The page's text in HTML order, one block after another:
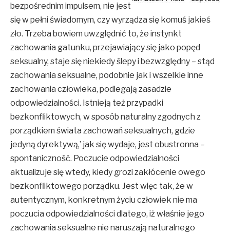
bezpośrednim impulsem, nie jest
się w pełni świadomym, czy wyrządza się komuś jakieś
zło. Trzeba bowiem uwzględnić to, że instynkt
zachowania gatunku, przejawiający się jako popęd
seksualny, staje się niekiedy ślepy i bezwzględny – stąd
zachowania seksualne, podobnie jak i wszelkie inne
zachowania człowieka, podlegają zasadzie
odpowiedzialności. Istnieją też przypadki
bezkonfliktowych, w sposób naturalny zgodnych z
porządkiem świata zachowań seksualnych, gdzie
jedyną dyrektywą,’ jak się wydaje, jest obustronna –
spontaniczność. Poczucie odpowiedzialności
aktualizuje się wtedy, kiedy grozi zakłócenie owego
bezkonfliktowego porządku. Jest więc tak, że w
autentycznym, konkretnym życiu człowiek nie ma
poczucia odpowiedzialności dlatego, iż właśnie jego
zachowania seksualne nie naruszają naturalnego